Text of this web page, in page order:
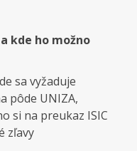
kde ho možno
sa vyžaduje
pôde UNIZA,
si na preukaz ISIC
zľavy